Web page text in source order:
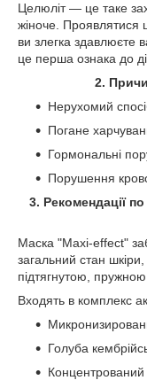
Целюліт ― це таке
жіноче. Проявлятися
ви злегка здавлюєте
це перша ознака до
2.
Нерухомий
Погане
Гормональні
Порушення
3. Рекомендації
Маска "Maxi-effect"
загальний стан
підтягнутою, пружною
Входять в комплекс
Голуба